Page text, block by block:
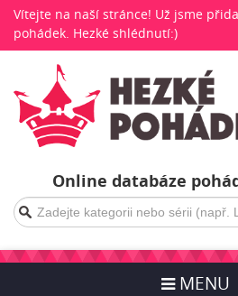
Vítejte na naší stránce! Už jsme
pohádek. Hezké shlédnutí:)
Online databáze
MENU